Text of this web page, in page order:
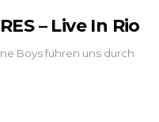
– Live In Rio
Boys führen uns durch